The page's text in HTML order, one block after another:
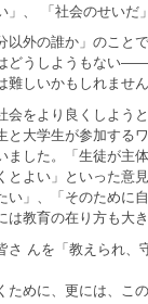
、 「社会のせいだ
外の誰か」のことで
うしようもない――
しいかもしれませ
をより良くしよう
大学生が参加する
ました。「生徒が主
とよい」といった意
」、「そのために
教育の在り方も大
んを「教えられ、
めに、更には、こ